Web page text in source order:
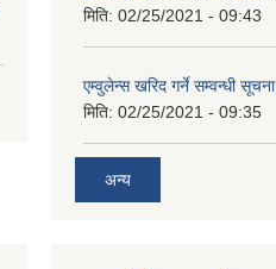
मिति: 02/25/2021 - 09:43
एम्वुलेन्स खरिद गर्ने सम्वन्धी सूचना
मिति: 02/25/2021 - 09:35
अन्य